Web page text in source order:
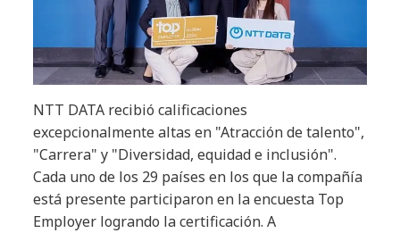
NTT DATA recibió calificaciones
excepcionalmente altas en "Atracción de talento",
"Carrera" y "Diversidad, equidad e inclusión".
Cada uno de los 29 países en los que la compañía
está presente participaron en la encuesta Top
Employer logrando la certificación. A